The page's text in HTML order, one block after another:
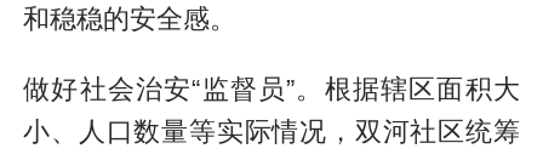
和稳稳的安全感。
做好社会治安“监督员”。根据辖区面积大
小、人口数量等实际情况，双河社区统筹